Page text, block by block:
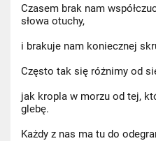
Czasem brak nam
słowa otuchy,
i brakuje nam koniecznej
Często tak się różnimy od
jak kropla w morzu od tej,
glebę.
Każdy z nas ma tu do